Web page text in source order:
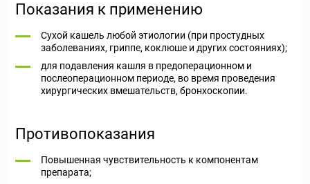
Показания к применению
Сухой кашель любой этиологии (при простудных
заболеваниях, гриппе, коклюше и других состояниях);
для подавления кашля в предоперационном и
послеоперационном периоде, во время проведения
хирургических вмешательств, бронхоскопии.
Противопоказания
Повышенная чувствительность к компонентам
препарата;